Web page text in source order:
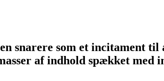
snarere som et incitament
af indhold spækket med